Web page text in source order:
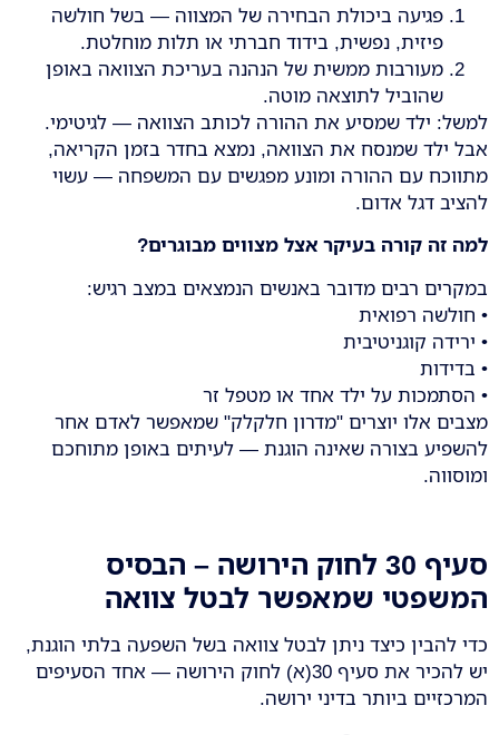
פגיעה ביכולת הבחירה של המצווה — בשל חולשה
פיזית, נפשית, בידוד חברתי או תלות מוחלטת.
מעורבות ממשית של הנהנה בעריכת הצוואה באופן
שהוביל לתוצאה מוטה.
למשל: ילד שמסיע את ההורה לכותב הצוואה — לגיטימי.
אבל ילד שמנסח את הצוואה, נמצא בחדר בזמן הקריאה,
מתווכח עם ההורה ומונע מפגשים עם המשפחה — עשוי
להציב דגל אדום.
למה זה קורה בעיקר אצל מצווים מבוגרים?
במקרים רבים מדובר באנשים הנמצאים במצב רגיש:
• חולשה רפואית
• ירידה קוגניטיבית
• בדידות
• הסתמכות על ילד אחד או מטפל זר
מצבים אלו יוצרים "מדרון חלקלק" שמאפשר לאדם אחר
להשפיע בצורה שאינה הוגנת — לעיתים באופן מתוחכם
ומוסווה.
סעיף 30 לחוק הירושה – הבסיס
המשפטי שמאפשר לבטל צוואה
כדי להבין כיצד ניתן לבטל צוואה בשל השפעה בלתי הוגנת,
יש להכיר את סעיף 30(א) לחוק הירושה — אחד הסעיפים
המרכזיים ביותר בדיני ירושה.